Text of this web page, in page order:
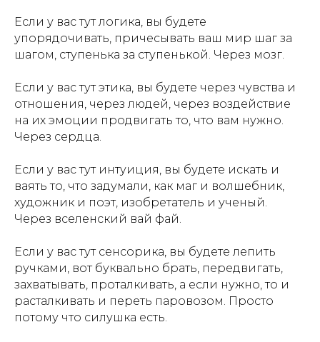
Если у вас тут логика, вы будете
упорядочивать, причесывать ваш мир шаг за
шагом, ступенька за ступенькой. Через мозг.
Если у вас тут этика, вы будете через чувства и
отношения, через людей, через воздействие
на их эмоции продвигать то, что вам нужно.
Через сердца.
Если у вас тут интуиция, вы будете искать и
ваять то, что задумали, как маг и волшебник,
художник и поэт, изобретатель и ученый.
Через вселенский вай фай.
Если у вас тут сенсорика, вы будете лепить
ручками, вот буквально брать, передвигать,
захватывать, проталкивать, а если нужно, то и
расталкивать и переть паровозом. Просто
потому что силушка есть.